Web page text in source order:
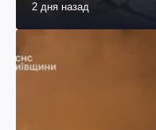
2 дня назад